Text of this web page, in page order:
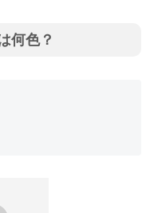
何色？